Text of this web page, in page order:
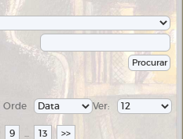
Ver:
Orde
9 ... 13 >>